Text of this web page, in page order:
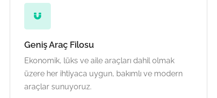
Geniş Araç Filosu
Ekonomik, lüks ve aile araçları dahil olmak
üzere her ihtiyaca uygun, bakımlı ve modern
araçlar sunuyoruz.